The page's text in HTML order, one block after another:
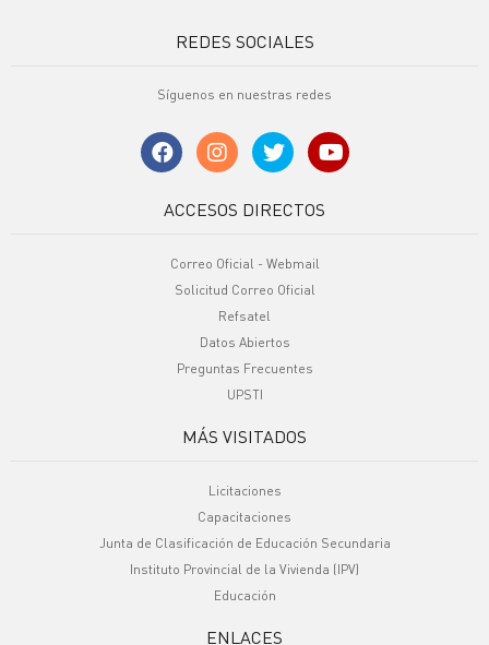
REDES SOCIALES
Síguenos en nuestras redes
ACCESOS DIRECTOS
Correo Oficial - Webmail
Solicitud Correo Oficial
Refsatel
Datos Abiertos
Preguntas Frecuentes
UPSTI
MÁS VISITADOS
Licitaciones
Capacitaciones
Junta de Clasificación de Educación Secundaria
Instituto Provincial de la Vivienda (IPV)
Educación
ENLACES